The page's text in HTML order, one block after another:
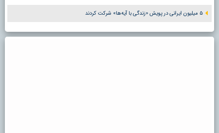
۵ میلیون ایرانی در پویش «زندگی با آیه‌ها» شرکت کردند